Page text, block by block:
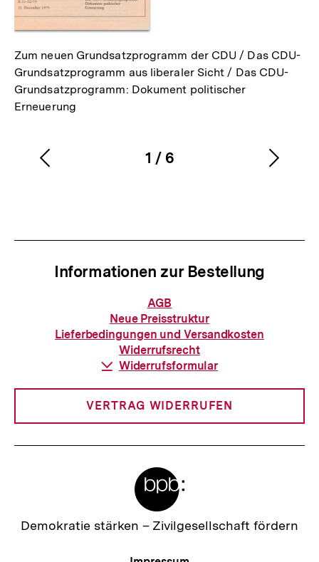
Zum neuen Grundsatzprogramm der CDU / Das CDU-
Grundsatzprogramm aus liberaler Sicht / Das CDU-
Grundsatzprogramm: Dokument politischer
Erneuerung
Karussellinhalt
1
von
/ 6
Vorherigen
Informationen zur Bestellung
Informationen
zur
Bestellung
AGB
Neue Preisstruktur
Lieferbedingungen und Versandkosten
Widerrufsrecht
Download-
Widerrufsformular
VERTRAG WIDERRUFEN
Zur
Demokratie stärken – Zivilgesellschaft fördern